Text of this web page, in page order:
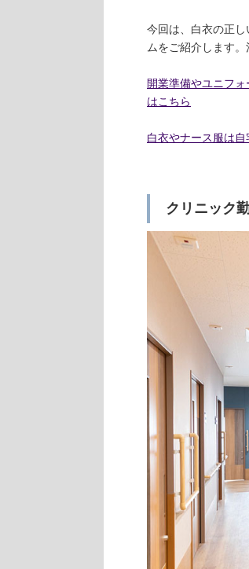
今回は、白衣の正
ムをご紹介します
開業準備やユニフ
はこちら
白衣やナース服は
クリニック